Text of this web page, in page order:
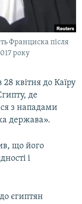
Франциска після
року
квітня до Каїру
де
з нападами
держава».
що його
і
єгиптян